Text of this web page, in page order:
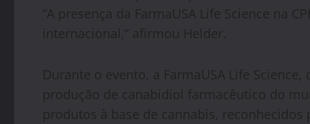
“A presença da FarmaUSA Life Science na
internacional,” afirmou Helder.
Durante o evento, a FarmaUSA Life
produção de canabidiol farmacêutico do
produtos à base de cannabis,